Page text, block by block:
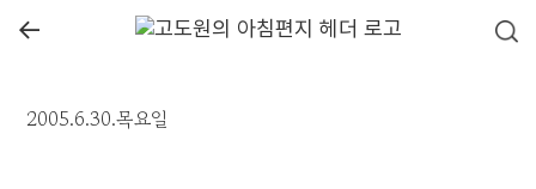
←
2005.6.30.목요일